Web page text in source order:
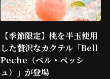
【季節限定】桃を半玉使用
した贅沢なカクテル「Bell
Peche（ベル・ペッシ
ュ）」が登場